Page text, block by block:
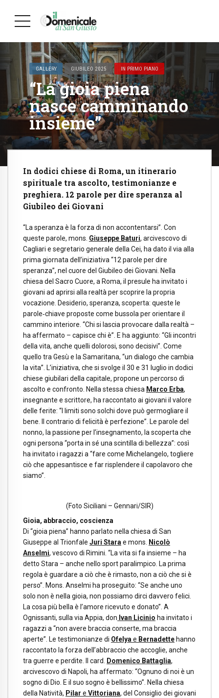
GALLERY GIUBILEO 2025 IN PRIMO PIANO
“La gioia piena
nasce camminando
insieme”
In dodici chiese di Roma, un itinerario
spirituale tra ascolto, testimonianze e
preghiera. 12 parole per dire speranza al
Giubileo dei Giovani
“La speranza è la forza di non accontentarsi”. Con
queste parole, mons. Giuseppe Baturi, arcivescovo di
Cagliari e segretario generale della Cei, ha dato il via alla
prima giornata dell’iniziativa “12 parole per dire
speranza”, nel cuore del Giubileo dei Giovani. Nella
chiesa del Sacro Cuore, a Roma, il presule ha invitato i
giovani ad aprirsi alla realtà per scoprire la propria
vocazione. Desiderio, speranza, scoperta: queste le
parole‑chiave proposte come bussola per orientare il
cammino interiore. “Chi si lascia provocare dalla realtà –
ha affermato – capisce chi è”. E ha aggiunto: “Gli incontri
della vita, anche quelli dolorosi, sono decisivi”. Come
quello tra Gesù e la Samaritana, “un dialogo che cambia
la vita”. L’iniziativa, che si svolge il 30 e 31 luglio in dodici
chiese giubilari della capitale, propone un percorso di
ascolto e confronto. Nella stessa chiesa Marco Erba,
insegnante e scrittore, ha raccontato ai giovani il valore
delle ferite: “I limiti sono solchi dove può germogliare il
bene. Il contrario di felicità è perfezione”. Le parole del
nonno, la passione per l’insegnamento, la scoperta che
ogni persona “porta in sé una scintilla di bellezza”: così
ha invitato i ragazzi a “fare come Michelangelo, togliere
ciò che appesantisce e far risplendere il capolavoro che
siamo”.
(Foto Siciliani – Gennari/SIR)
Gioia, abbraccio, coscienza
Di “gioia piena” hanno parlato nella chiesa di San
Giuseppe al Trionfale Juri Starae mons. Nicolò
Anselmi, vescovo di Rimini. “La vita si fa insieme – ha
detto Stara – anche nello sport paralimpico. La prima
regola è guardare a ciò che è rimasto, non a ciò che si è
perso”. Mons. Anselmi ha proseguito: “Se anche uno
solo non è nella gioia, non possiamo dirci davvero felici.
La cosa più bella è l’amore ricevuto e donato”. A
Ognissanti, sulla via Appia, don Ivan Licinio ha invitato i
ragazzi a “non avere braccia conserte, ma braccia
aperte”. Le testimonianze di Ofelyae Bernadette hanno
raccontato la forza dell’abbraccio che accoglie, anche
tra guerre e perdite. Il card. Domenico Battaglia,
arcivescovo di Napoli, ha affermato: “Ognuno di noi è un
sogno di Dio. E il suo sogno è bellissimo”. Nella chiesa
della Natività, Pilar e Vittoriana, del Consiglio dei giovani